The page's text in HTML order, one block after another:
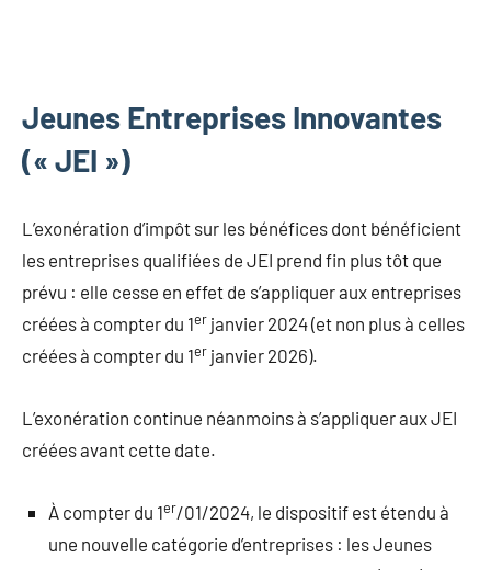
Jeunes Entreprises Innovantes
(« JEI »)
L’exonération d’impôt sur les bénéfices dont bénéficient
les entreprises qualifiées de JEI prend fin plus tôt que
prévu : elle cesse en effet de s’appliquer aux entreprises
créées à compter du 1er janvier 2024 (et non plus à celles
créées à compter du 1er janvier 2026).
L’exonération continue néanmoins à s’appliquer aux JEI
créées avant cette date.
À compter du 1er/01/2024, le dispositif est étendu à
une nouvelle catégorie d’entreprises : les Jeunes